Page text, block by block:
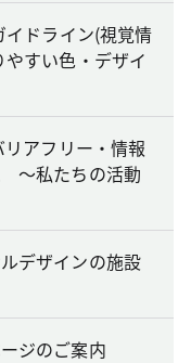
イドライン(視覚情
すい色・デザイ
リアフリー・情報
～私たちの活動
デザインの施設
ジのご案内